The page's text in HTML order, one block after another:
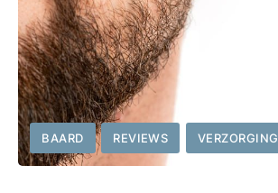
BAARD REVIEWS VERZORGING